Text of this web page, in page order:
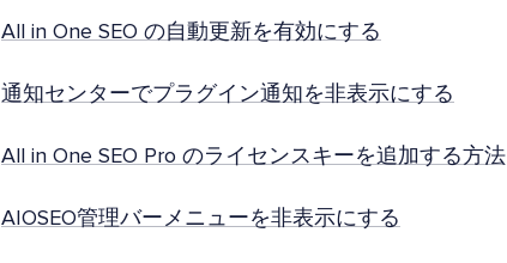
All in One SEO の自動更新を有効にする
通知センターでプラグイン通知を非表示にする
All in One SEO Pro のライセンスキーを追加する方法
AIOSEO管理バーメニューを非表示にする